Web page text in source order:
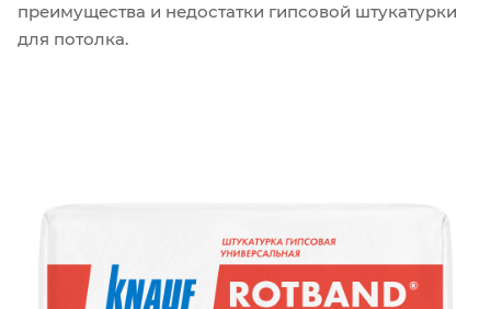
преимущества и недостатки гипсовой штукатурки
для потолка.